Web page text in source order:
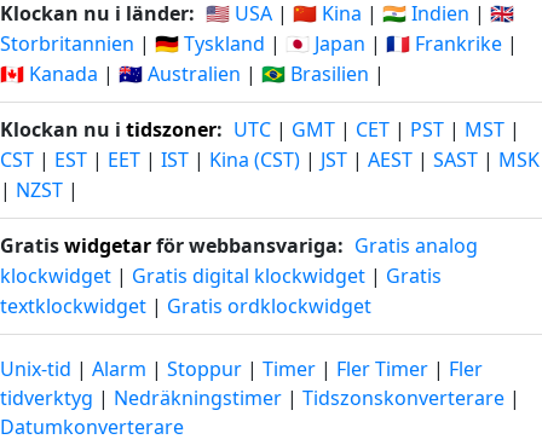
Klockan nu i länder: 🇺🇸 USA | 🇨🇳 Kina | 🇮🇳 Indien | 🇬🇧
Storbritannien | 🇩🇪 Tyskland | 🇯🇵 Japan | 🇫🇷 Frankrike |
🇨🇦 Kanada | 🇦🇺 Australien | 🇧🇷 Brasilien |
Klockan nu i tidszoner: UTC | GMT | CET | PST | MST |
CST | EST | EET | IST | Kina (CST) | JST | AEST | SAST | MSK
| NZST |
Gratiswidgetarför webbansvariga: Gratis analog
klockwidget | Gratis digital klockwidget | Gratis
textklockwidget | Gratis ordklockwidget
Unix-tid | Alarm | Stoppur | Timer | Fler Timer | Fler
tidverktyg | Nedräkningstimer | Tidszonskonverterare |
Datumkonverterare